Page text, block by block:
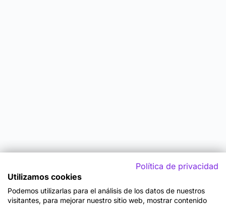
Política de privacidad
Utilizamos cookies
Podemos utilizarlas para el análisis de los datos de nuestros
visitantes, para mejorar nuestro sitio web, mostrar contenido